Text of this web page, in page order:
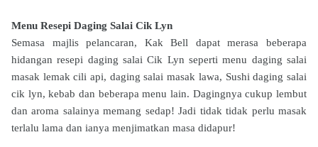
Menu Resepi Daging Salai Cik Lyn
Semasa majlis pelancaran, Kak Bell dapat merasa beberapa
hidangan resepi daging salai Cik Lyn seperti menu daging salai
masak lemak cili api, daging salai masak lawa, Sushi daging salai
cik lyn, kebab dan beberapa menu lain. Dagingnya cukup lembut
dan aroma salainya memang sedap! Jadi tidak tidak perlu masak
terlalu lama dan ianya menjimatkan masa didapur!